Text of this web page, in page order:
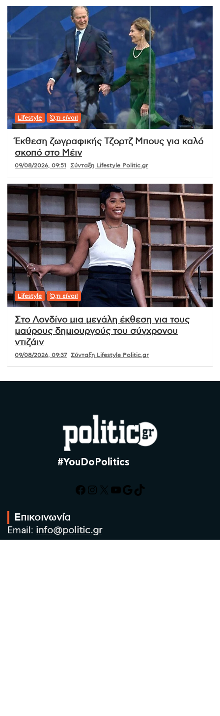
Lifestyle Ό,τι είναι!
Έκθεση ζωγραφικής Τζορτζ Μπους για καλό
σκοπό στο Μέιν
09/08/2026, 09:51 Σύνταξη Lifestyle Politic.gr
Lifestyle Ό,τι είναι!
Στο Λονδίνο μια μεγάλη έκθεση για τους
μαύρους δημιουργούς του σύγχρονου
ντιζάιν
09/08/2026, 09:37 Σύνταξη Lifestyle Politic.gr
#YouDoPolitics
Facebook
Instagram
X YouTube
Google
TikTok
Επικοινωνία
Email: info@politic.gr
Τηλ: